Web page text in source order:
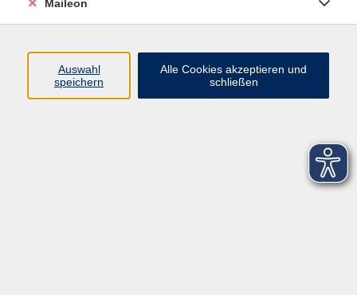
Maileon
Auswahl
speichern
Alle Cookies akzeptieren und
schließen